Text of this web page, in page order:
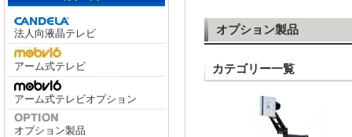
法人向液晶テレビ
アーム式テレビ
アーム式テレビオプション
オプション製品
オプション製品
カテゴリー一覧